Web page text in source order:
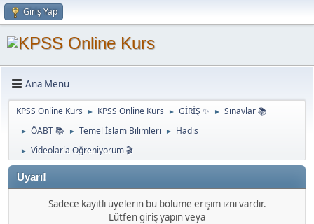
Giriş Yap
Ana Menü
KPSS Online Kurs ► KPSS Online Kurs ► GİRİŞ ✨ ► Sınavlar 📚
► ÖABT 📚 ► Temel İslam Bilimleri ► Hadis
► Videolarla Öğreniyorum 🎬
Uyarı!
Sadece kayıtlı üyelerin bu bölüme erişim izni vardır.
Lütfen giriş yapın veya